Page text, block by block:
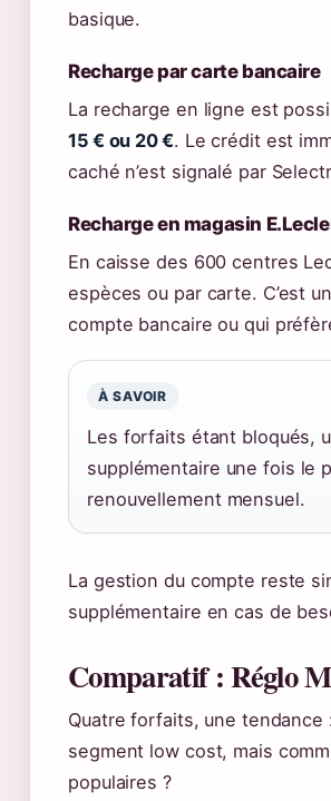
basique.
Recharge par carte bancaire
La recharge en ligne est
15 € ou 20 €. Le crédit est
caché n’est signalé par
Recharge en magasin
En caisse des 600 centres
espèces ou par carte. C’est
compte bancaire ou qui
À SAVOIR
Les forfaits étant bloqués,
supplémentaire une fois le
renouvellement mensuel.
La gestion du compte reste
supplémentaire en cas de
Comparatif : Réglo
Quatre forfaits, une
segment low cost, mais
populaires ?